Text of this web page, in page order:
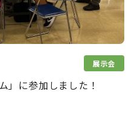
展示会
」に参加しました！